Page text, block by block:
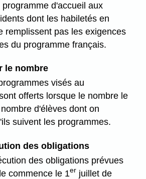
programme d'accueil aux
dont les habiletés en
remplissent pas les exigences
du programme français.
le nombre
visés au
offerts lorsque le nombre le
d'élèves dont on
suivent les programmes.
des obligations
des obligations prévues
commence le 1er juillet de